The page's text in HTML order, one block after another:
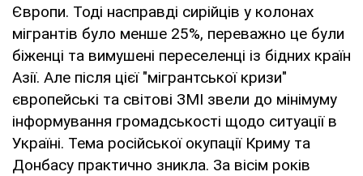
Європи. Тоді насправді сирійців у колонах
мігрантів було менше 25%, переважно це були
біженці та вимушені переселенці із бідних країн
Азії. Але після цієї "мігрантської кризи"
європейські та світові ЗМІ звели до мінімуму
інформування громадськості щодо ситуації в
Україні. Тема російської окупації Криму та
Донбасу практично зникла. За вісім років